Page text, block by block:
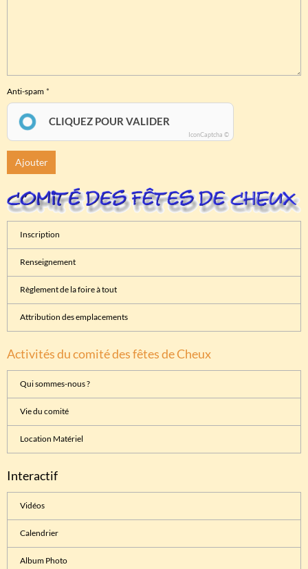
Anti-spam
CLIQUEZ POUR VALIDER
IconCaptcha ©
Ajouter
Inscription
Renseignement
Règlement de la foire à tout
Attribution des emplacements
Activités du comité des fêtes de Cheux
Qui sommes-nous ?
Vie du comité
Location Matériel
Interactif
Vidéos
Calendrier
Album Photo